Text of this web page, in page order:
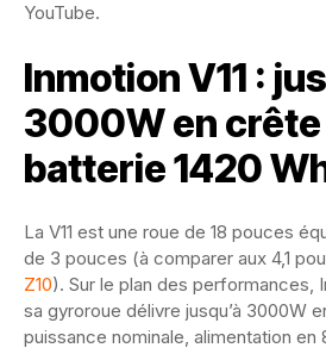
YouTube.
Inmotion V11 :
3000W en
batterie 1420
La V11 est une roue de 18 pouces
de 3 pouces (à comparer aux 4,1
Z10). Sur le plan des performances,
sa gyroroue délivre jusqu’à 3000W
puissance nominale, alimentation en